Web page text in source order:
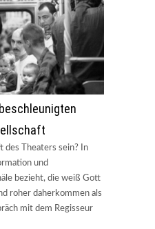
des Theaters sein? In
und
bezieht, die weiß Gott
roher daherkommen als
mit dem Regisseur